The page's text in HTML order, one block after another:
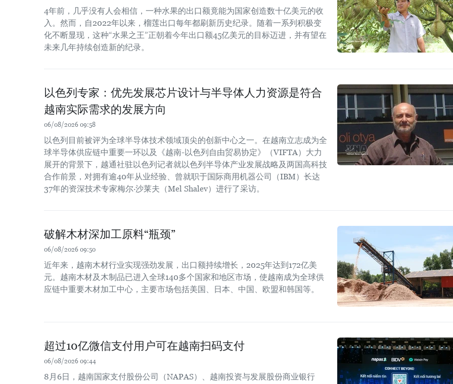
4年前，几乎没有人会相信，一种水果的出口额竟能为国家创造数十亿美元的收
入。然而，自2022年以来，榴莲出口每年都刷新历史纪录。随着一系列积极变
化不断显现，这种“水果之王”正朝着今年出口额45亿美元的目标迈进，并有望在
未来几年持续创造新的纪录。
以色列专家：优先发展芯片设计与半导体人力资源是符合
越南实际需求的发展方向
06/08/2026 09:58
以色列目前被评为全球半导体技术领域顶尖的创新中心之一。在越南立志成为全
球半导体供应链中重要一环以及《越南-以色列自由贸易协定》（VIFTA）大力
展开的背景下，越通社驻以色列记者就以色列半导体产业发展战略及两国高科技
合作前景，对拥有逾40年从业经验、曾就职于国际商用机器公司（IBM）长达
37年的资深技术专家梅尔·沙莱夫（Mel Shalev）进行了采访。
破解木材深加工原料“瓶颈”
06/08/2026 09:50
近年来，越南木材行业实现强劲发展，出口额持续增长，2025年达到172亿美
元。越南木材及木制品已进入全球140多个国家和地区市场，使越南成为全球供
应链中重要木材加工中心，主要市场包括美国、日本、中国、欧盟和韩国等。
超过10亿微信支付用户可在越南扫码支付
06/08/2026 09:44
8月6日，越南国家支付股份公司（NAPAS）、越南投资与发展股份商业银行